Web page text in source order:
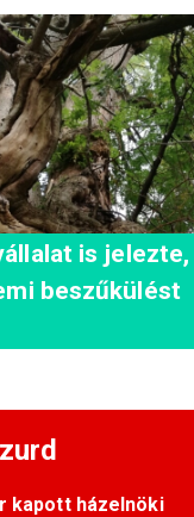
is jelezte,
beszűkülést
kapott házelnöki